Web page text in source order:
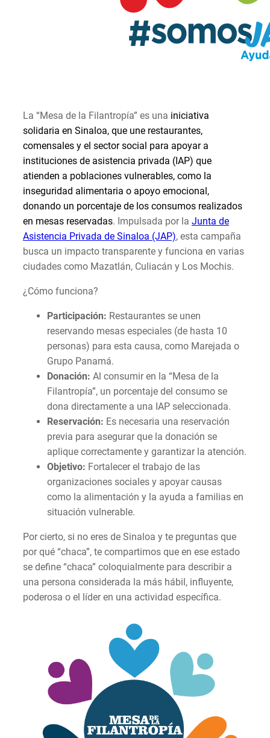
La “Mesa de la Filantropía” es una iniciativa
solidaria en Sinaloa, que une restaurantes,
comensales y el sector social para apoyar a
instituciones de asistencia privada (IAP) que
atienden a poblaciones vulnerables, como la
inseguridad alimentaria o apoyo emocional,
donando un porcentaje de los consumos realizados
en mesas reservadas. Impulsada por la Junta de
Asistencia Privada de Sinaloa (JAP), esta campaña
busca un impacto transparente y funciona en varias
ciudades como Mazatlán, Culiacán y Los Mochis.
¿Cómo funciona?
Participación: Restaurantes se unen
reservando mesas especiales (de hasta 10
personas) para esta causa, como Marejada o
Grupo Panamá.
Donación: Al consumir en la “Mesa de la
Filantropía”, un porcentaje del consumo se
dona directamente a una IAP seleccionada.
Reservación: Es necesaria una reservación
previa para asegurar que la donación se
aplique correctamente y garantizar la atención.
Objetivo: Fortalecer el trabajo de las
organizaciones sociales y apoyar causas
como la alimentación y la ayuda a familias en
situación vulnerable.
Por cierto, si no eres de Sinaloa y te preguntas que
por qué “chaca”, te compartimos que en ese estado
se define “chaca” coloquialmente para describir a
una persona considerada la más hábil, influyente,
poderosa o el líder en una actividad específica.